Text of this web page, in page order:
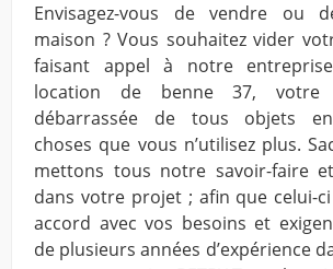
Envisagez-vous de vendre ou
maison ? Vous souhaitez vider
faisant appel à notre entreprise
location de benne 37, votre
débarrassée de tous objets
choses que vous n’utilisez plus.
mettons tous notre savoir-faire
dans votre projet ; afin que celui-
accord avec vos besoins et
de plusieurs années d’expérience